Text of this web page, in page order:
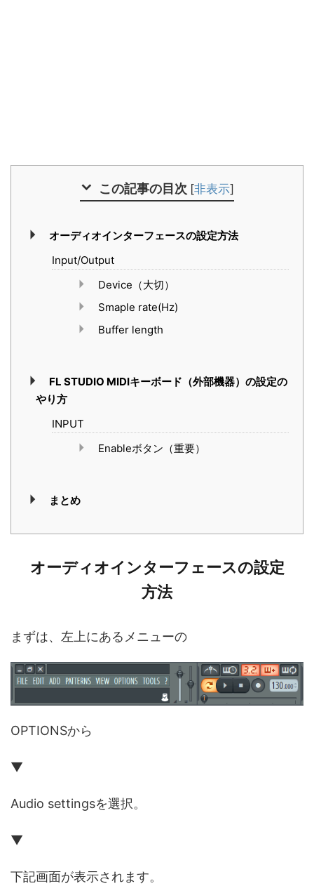
この記事の目次 [非表示]
オーディオインターフェースの設定方法
Input/Output
Device（大切）
Smaple rate(Hz)
Buffer length
FL STUDIO MIDIキーボード（外部機器）の設定の
やり方
INPUT
Enableボタン（重要）
まとめ
オーディオインターフェースの設定
方法
まずは、左上にあるメニューの
OPTIONSから
▼
Audio settingsを選択。
▼
下記画面が表示されます。